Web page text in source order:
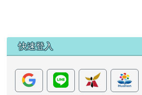
左邊區域內容
快速登入